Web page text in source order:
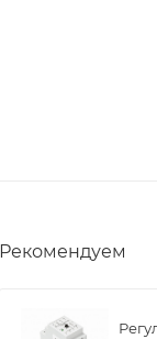
Рекомендуем